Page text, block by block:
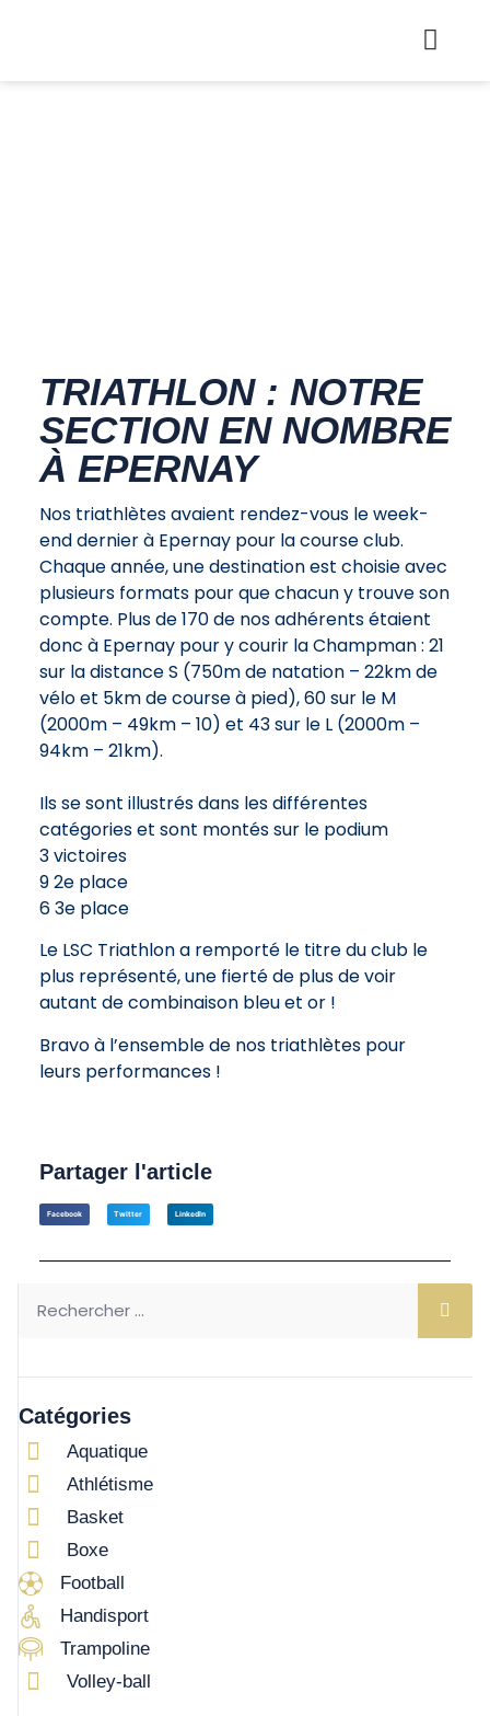
TRIATHLON : NOTRE
SECTION EN NOMBRE
À EPERNAY
Nos triathlètes avaient rendez-vous le week-
end dernier à Epernay pour la course club.
Chaque année, une destination est choisie avec
plusieurs formats pour que chacun y trouve son
compte. Plus de 170 de nos adhérents étaient
donc à Epernay pour y courir la Champman : 21
sur la distance S (750m de natation – 22km de
vélo et 5km de course à pied), 60 sur le M
(2000m – 49km – 10) et 43 sur le L (2000m –
94km – 21km).
Ils se sont illustrés dans les différentes
catégories et sont montés sur le podium
3 victoires
9 2e place
6 3e place
Le LSC Triathlon a remporté le titre du club le
plus représenté, une fierté de plus de voir
autant de combinaison bleu et or !
Bravo à l’ensemble de nos triathlètes pour
leurs performances !
Partager l'article
Facebook Twitter LinkedIn
Catégories
Aquatique
Athlétisme
Basket
Boxe
Football
Handisport
Trampoline
Volley-ball